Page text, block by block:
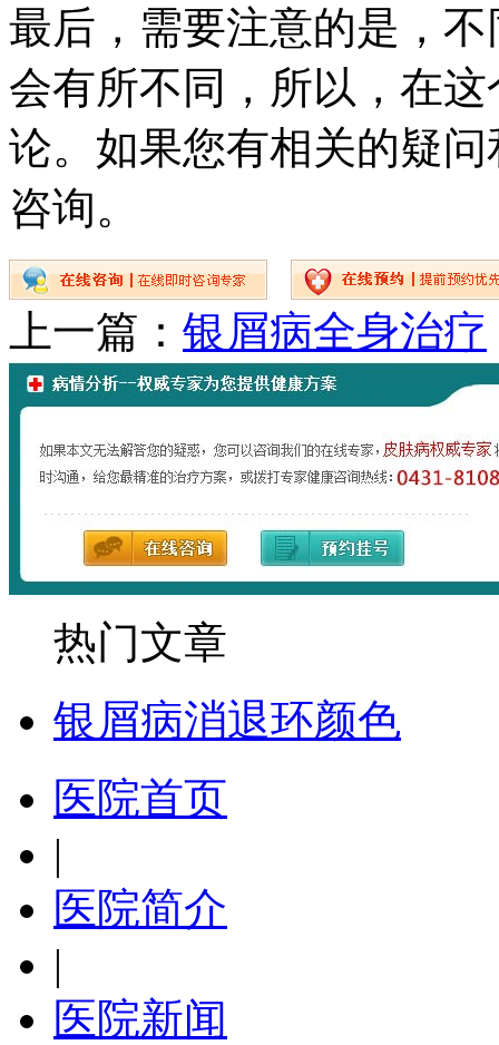
最后，需要注意的是，
会有所不同，所以，在
论。如果您有相关的疑
咨询。
上一篇： 银屑病全身治疗
热门文章
银屑病消退环颜色
医院首页
|
医院简介
|
医院新闻